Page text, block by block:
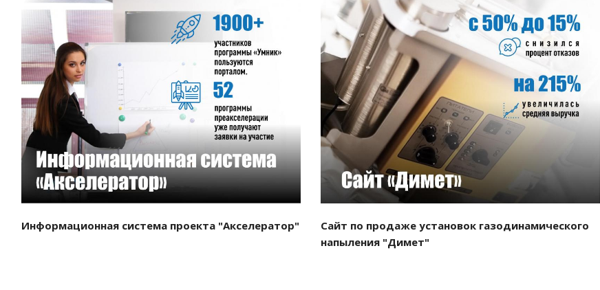
Смотреть проект
Информационная система проекта "Акселератор"
Смотреть проект
Сайт по продаже установок газодинамического
напыления "Димет"